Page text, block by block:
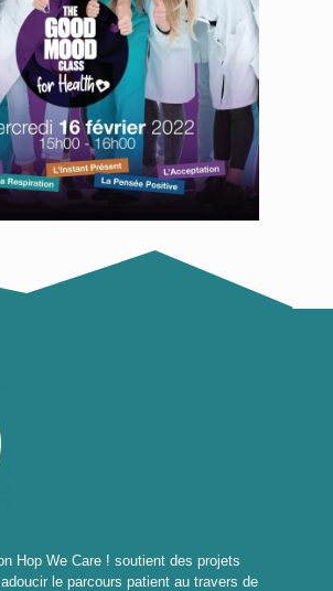
Hop We Care ! soutient des projets
le parcours patient au travers de